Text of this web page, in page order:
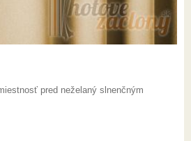
pred neželaný slnenčným